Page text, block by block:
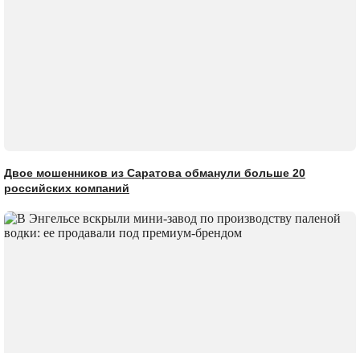
Двое мошенников из Саратова обманули больше 20
российских компаний